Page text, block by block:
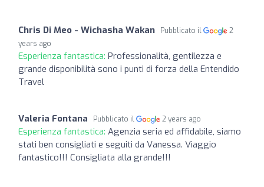
Chris Di Meo - Wichasha Wakan Pubblicato il
2
years ago
Esperienza fantastica: Professionalità, gentilezza e
grande disponibilità sono i punti di forza della Entendido
Travel
Valeria Fontana Pubblicato il 2 years ago
Esperienza fantastica: Agenzia seria ed affidabile, siamo
stati ben consigliati e seguiti da Vanessa. Viaggio
fantastico!!! Consigliata alla grande!!!